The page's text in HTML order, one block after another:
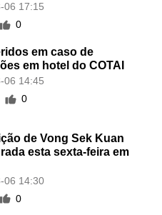
06 17:15
0
em caso de
em hotel do COTAI
06 14:45
0
de Vong Sek Kuan
esta sexta-feira em
06 14:30
0